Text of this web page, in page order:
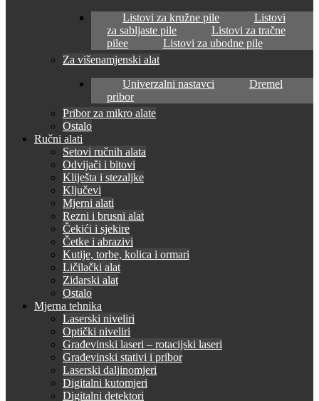
Listovi za kružne pile
Listovi
za sabljaste pile
Listovi za tračne
pilee
Listovi za ubodne pile
Za višenamjenski alat
Univerzalni nastavci
Dremel
pribor
Pribor za mikro alate
Ostalo
Ručni alati
Setovi ručnih alata
Odvijači i bitovi
Kliješta i stezaljke
Ključevi
Mjerni alati
Rezni i brusni alat
Čekići i sjekire
Četke i abrazivi
Kutije, torbe, kolica i ormari
Ličilački alat
Zidarski alat
Ostalo
Mjerna tehnika
Laserski niveliri
Optički niveliri
Građevinski laseri – rotacijski laseri
Građevinski stativi i pribor
Laserski daljinomjeri
Digitalni kutomjeri
Digitalni detektori